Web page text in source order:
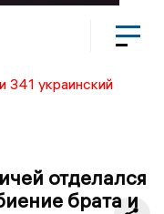
341 украинский
отделался
брата и